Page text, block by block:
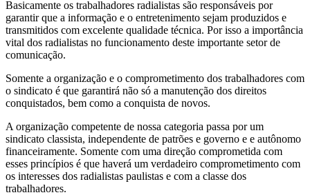
Basicamente os trabalhadores radialistas são responsáveis por
garantir que a informação e o entretenimento sejam produzidos e
transmitidos com excelente qualidade técnica. Por isso a importância
vital dos radialistas no funcionamento deste importante setor de
comunicação.
Somente a organização e o comprometimento dos trabalhadores com
o sindicato é que garantirá não só a manutenção dos direitos
conquistados, bem como a conquista de novos.
A organização competente de nossa categoria passa por um
sindicato classista, independente de patrões e governo e e autônomo
financeiramente. Somente com uma direção comprometida com
esses princípios é que haverá um verdadeiro comprometimento com
os interesses dos radialistas paulistas e com a classe dos
trabalhadores.